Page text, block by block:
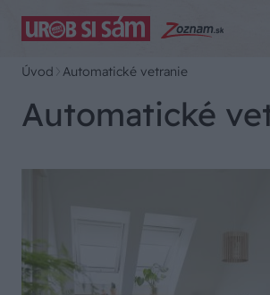
Úvod Automatické vetranie
Automatické